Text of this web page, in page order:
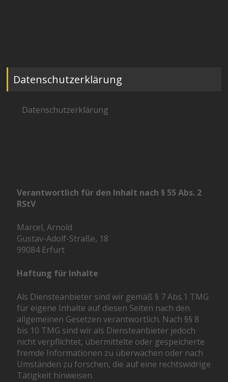
Datenschutzerklärung
Datenschutzerklärung
Verantwortlich für den Inhalt nach § 55 Abs. 2
RStV
Marcel, Arnold
Gustav-Adolf-Straße, 18
99084 Erfurt
Haftung für Inhalte
Als Diensteanbieter sind wir gemäß § 7 Abs.1 TMG
für eigene Inhalte auf diesen Seiten nach den
allgemeinen Gesetzen verantwortlich. Nach §§ 8
bis 10 TMG sind wir als Diensteanbieter jedoch
nicht verpflichtet, übermittelte oder gespeicherte
fremde Informationen zu überwachen oder nach
Umständen zu forschen, die auf eine rechtswidrige
Tätigkeit hinweisen.